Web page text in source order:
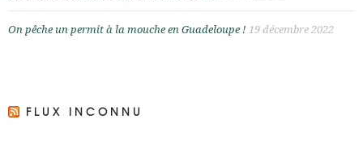
On pêche un permit à la mouche en Guadeloupe ! 19 décembre 2022
FLUX INCONNU